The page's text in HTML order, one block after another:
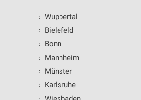
› Wuppertal
› Bielefeld
› Bonn
› Mannheim
› Münster
› Karlsruhe